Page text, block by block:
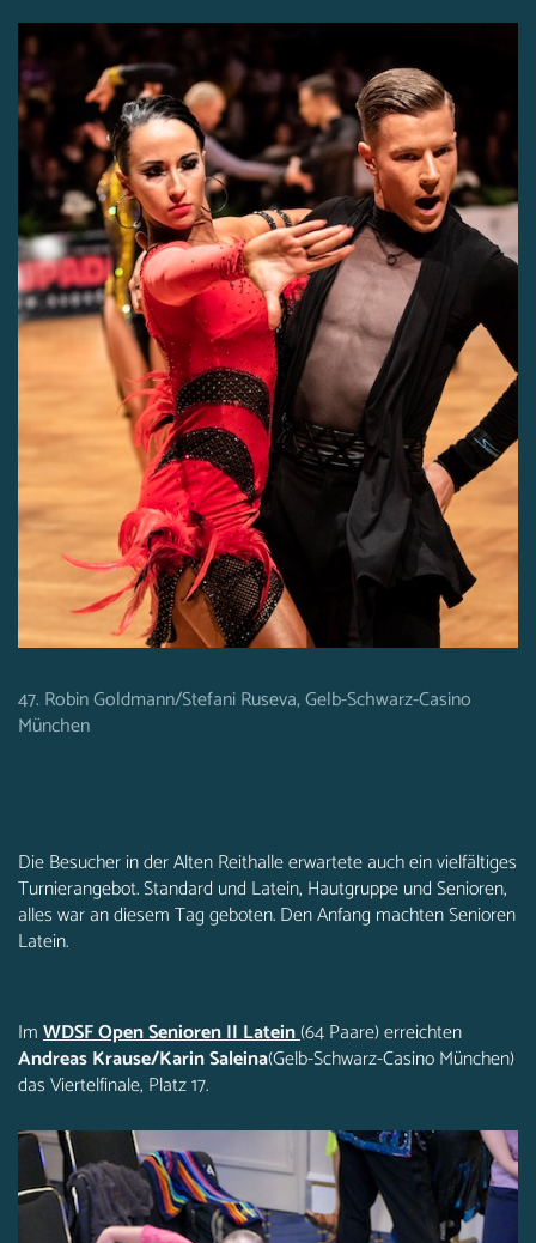
47. Robin Goldmann/Stefani Ruseva, Gelb-Schwarz-Casino
München
Die Besucher in der Alten Reithalle erwartete auch ein vielfältiges
Turnierangebot. Standard und Latein, Hautgruppe und Senioren,
alles war an diesem Tag geboten. Den Anfang machten Senioren
Latein.
ImWDSF Open Senioren II Latein(64 Paare) erreichten
Andreas Krause/Karin Saleina(Gelb-Schwarz-Casino München)
das Viertelfinale, Platz 17.